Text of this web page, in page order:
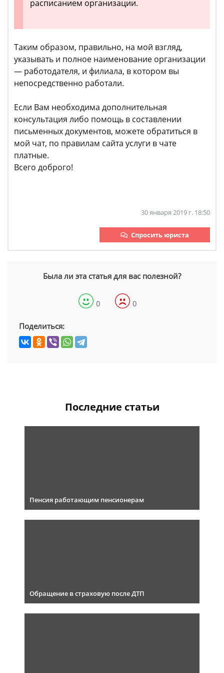
расписанием организации.
Таким образом, правильно, на мой взгляд,
указывать и полное наименование организации
— работодателя, и филиала, в котором вы
непосредственно работали.
Если Вам необходима дополнительная
консультация либо помощь в составлении
письменных документов, можете обратиться в
мой чат, по правилам сайта услуги в чате
платные.
Всего доброго!
30 января 2019 г. 18:50
Спросить юриста
Была ли эта статья для вас полезной?
0 0
Поделиться:
Последние статьи
Пенсия работающим пенсионерам
Обращение в страховую после ДТП